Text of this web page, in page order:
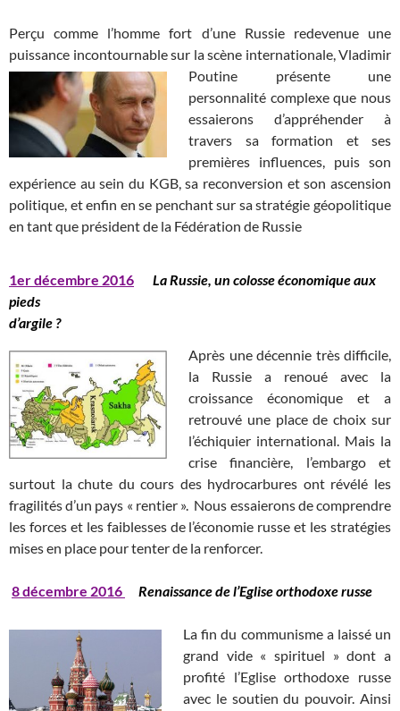
Perçu comme l’homme fort d’une Russie redevenue une
puissance incontournable sur la scène internationale, Vladimir
Poutine présente une
personnalité complexe que nous
essaierons d’appréhender à
travers sa formation et ses
premières influences, puis son
expérience au sein du KGB, sa reconversion et son ascension
politique, et enfin en se penchant sur sa stratégie géopolitique
en tant que président de la Fédération de Russie
1er décembre 2016
La Russie, un colosse économique aux
pieds
d’argile ?
Après une décennie très difficile,
la Russie a renoué avec la
croissance économique et a
retrouvé une place de choix sur
l’échiquier international. Mais la
crise financière, l’embargo et
surtout la chute du cours des hydrocarbures ont révélé les
fragilités d’un pays « rentier ». Nous essaierons de comprendre
les forces et les faiblesses de l’économie russe et les stratégies
mises en place pour tenter de la renforcer.
8décembre 2016 Renaissance de l’Eglise orthodoxe russe
La fin du communisme a laissé un
grand vide « spirituel » dont a
profité l’Eglise orthodoxe russe
avec le soutien du pouvoir. Ainsi